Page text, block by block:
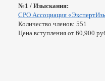
№1 / Изыскания:
СРО Ассоциация
Количество членов: 551
Цена вступления от 60,900